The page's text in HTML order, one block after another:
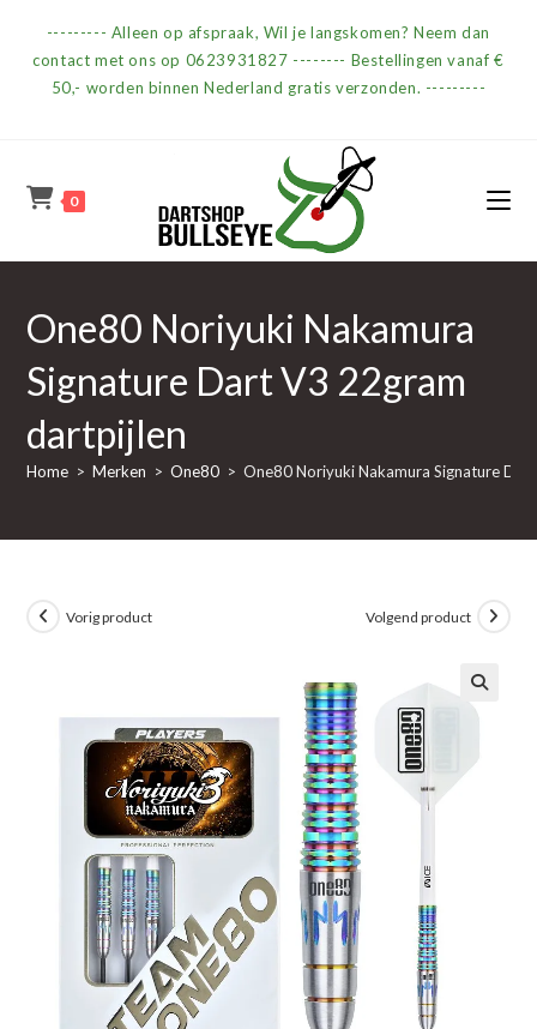
--------- Alleen op afspraak, Wil je langskomen? Neem dan
contact met ons op 0623931827 -------- Bestellingen vanaf €
50,- worden binnen Nederland gratis verzonden. ---------
0
One80 Noriyuki Nakamura
Signature Dart V3 22gram
dartpijlen
Home > Merken > One80 > One80 Noriyuki Nakamura Signature
Vorig product Volgend product